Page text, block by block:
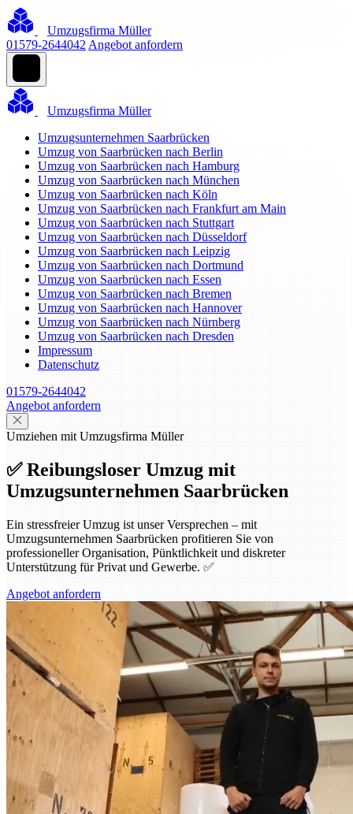
Umzugsfirma Müller
01579-2644042 Angebot anfordern
Umzugsfirma Müller
Umzugsunternehmen Saarbrücken
Umzug von Saarbrücken nach Berlin
Umzug von Saarbrücken nach Hamburg
Umzug von Saarbrücken nach München
Umzug von Saarbrücken nach Köln
Umzug von Saarbrücken nach Frankfurt am Main
Umzug von Saarbrücken nach Stuttgart
Umzug von Saarbrücken nach Düsseldorf
Umzug von Saarbrücken nach Leipzig
Umzug von Saarbrücken nach Dortmund
Umzug von Saarbrücken nach Essen
Umzug von Saarbrücken nach Bremen
Umzug von Saarbrücken nach Hannover
Umzug von Saarbrücken nach Nürnberg
Umzug von Saarbrücken nach Dresden
Impressum
Datenschutz
01579-2644042
Angebot anfordern
Umziehen mit Umzugsfirma Müller
✅ Reibungsloser Umzug mit
Umzugsunternehmen Saarbrücken
Ein stressfreier Umzug ist unser Versprechen – mit
Umzugsunternehmen Saarbrücken profitieren Sie von
professioneller Organisation, Pünktlichkeit und diskreter
Unterstützung für Privat und Gewerbe. ✅
Angebot anfordern